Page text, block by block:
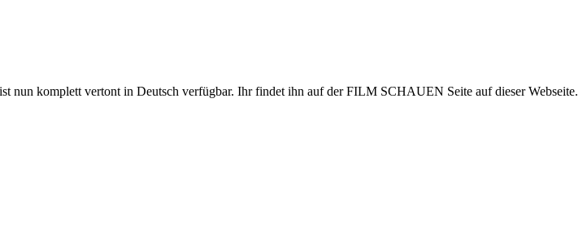
nun komplett vertont in Deutsch verfügbar. Ihr findet ihn auf der FILM SCHAUEN Seite auf dieser Webseite.